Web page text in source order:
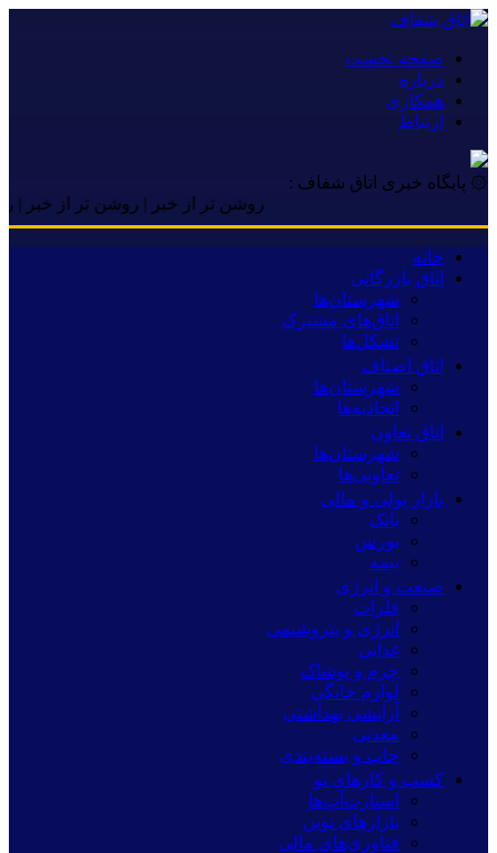
صفحه نخست
درباره
همکاری
ارتباط
۞ پایگاه خبری اتاق شفاف :
روشن تر از خبر | روشن تر از خبر | روشن
خانه
اتاق بازرگانی
شهرستان‌ها
اتاق‌های مشترک
تشکل‌ها
اتاق اصناف
شهرستان‌ها
اتحادیه‌ها
اتاق تعاون
شهرستان‌ها
تعاونی‌ها
بازار پولی و مالی
بانک
بورس
بیمه
صنعت و انرژی
فلزات
انرژی و پتروشیمی
غذایی
چرم و پوشاک
لوازم خانگی
آرایشی بهداشتی
معدنی
چاپ و بسته‌بندی
کسب و کارهای نو
استارت‌آپ‌ها
بازارهای نوین
فناوری‌های مالی